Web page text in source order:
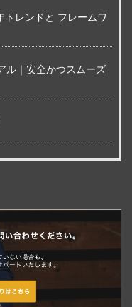
トレンドと フレームワ
ル｜安全かつスムーズ